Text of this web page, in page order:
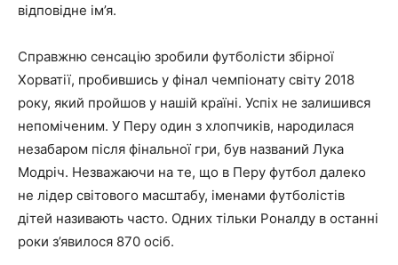
відповідне ім’я.
Справжню сенсацію зробили футболісти збірної
Хорватії, пробившись у фінал чемпіонату світу 2018
року, який пройшов у нашій країні. Успіх не залишився
непоміченим. У Перу один з хлопчиків, народилася
незабаром після фінальної гри, був названий Лука
Модріч. Незважаючи на те, що в Перу футбол далеко
не лідер світового масштабу, іменами футболістів
дітей називають часто. Одних тільки Роналду в останні
роки з’явилося 870 осіб.